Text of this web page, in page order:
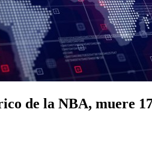
de la NBA, muere